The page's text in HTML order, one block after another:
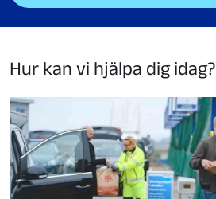
Hur kan vi hjälpa dig idag?